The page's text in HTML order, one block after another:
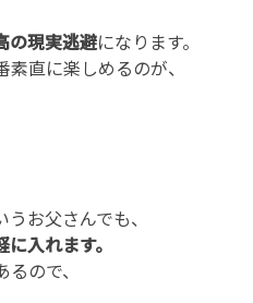
の現実逃避になります。
直に楽しめるのが、
お父さんでも、
入れます。
ので、